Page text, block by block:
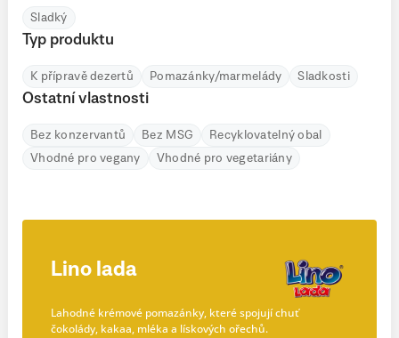
Sladký
Typ produktu
K přípravě dezertů Pomazánky/marmelády Sladkosti
Ostatní vlastnosti
Bez konzervantů Bez MSG
Recyklovatelný obal
Vhodné pro vegany
Vhodné pro vegetariány
Lino lada
Lahodné krémové pomazánky, které spojují chuť
čokolády, kakaa, mléka a lískových ořechů.